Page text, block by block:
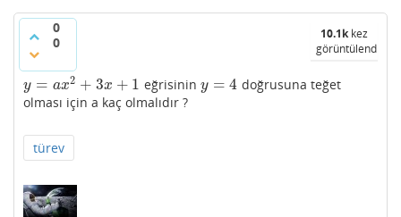
0
0
10.1kkez
görüntülendi
y = ax2 + 3x + 1
y= ax 2+3x +1 eğrisinin y = 4
y= 4
doğrusuna teğet
olması için a kaç olmalıdır ?
türev